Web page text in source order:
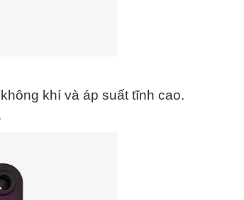
khí và áp suất tĩnh cao.